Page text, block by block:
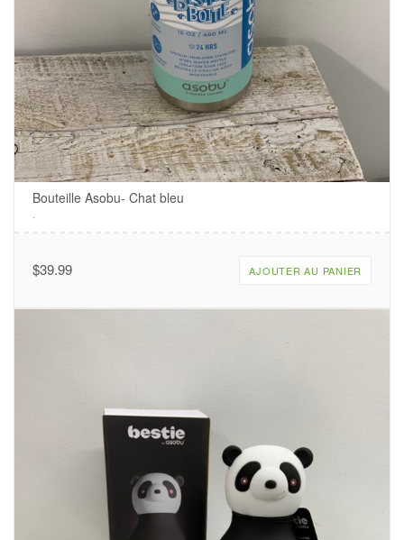
Bouteille Asobu- Chat bleu
.
$39.99 AJOUTER AU PANIER